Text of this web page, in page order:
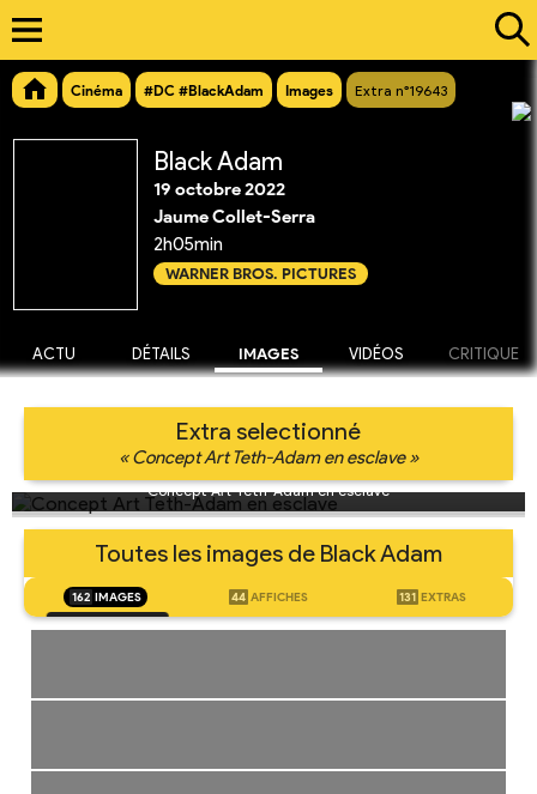
Cinéma #DC #BlackAdam Images Extra n°19643
Black Adam
19 octobre 2022
Jaume Collet-Serra
2h05min
WARNER BROS. PICTURES
ACTU DÉTAILS IMAGES VIDÉOS CRITIQUE
Extra selectionné
« Concept Art Teth-Adam en esclave »
Concept Art Teth-Adam en esclave
Toutes les images de Black Adam
162 IMAGES 44 AFFICHES 131 EXTRAS